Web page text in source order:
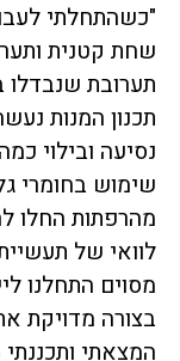
"כשהתחלתי
שחת קטנית
תערובת שנבדלו
תכנון המנות
נסיעה ובילוי
שימוש בחומרי
מהרפתות החלו
לוואי של
מסוים התחלנו
בצורה מדויקת